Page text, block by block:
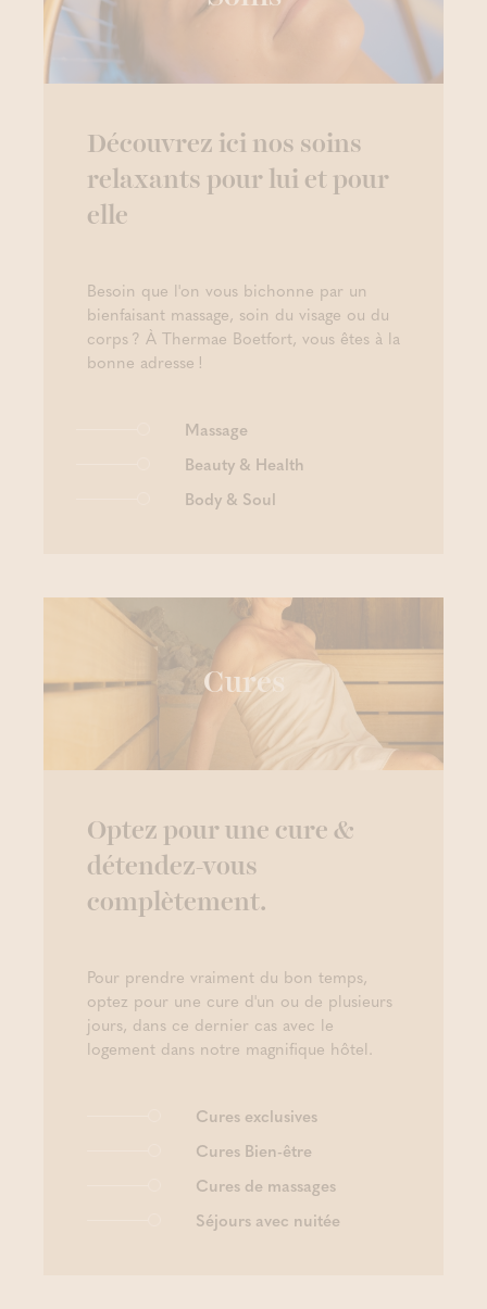
Découvrez ici nos soins
relaxants pour lui et pour
elle
Besoin que l'on vous bichonne par un
bienfaisant massage, soin du visage ou du
corps ? À Thermae Boetfort, vous êtes à la
bonne adresse !
Massage
Beauty & Health
Body & Soul
Cures
Optez pour une cure &
détendez-vous
complètement.
Pour prendre vraiment du bon temps,
optez pour une cure d'un ou de plusieurs
jours, dans ce dernier cas avec le
logement dans notre magnifique hôtel.
Cures exclusives
Cures Bien-être
Cures de massages
Séjours avec nuitée